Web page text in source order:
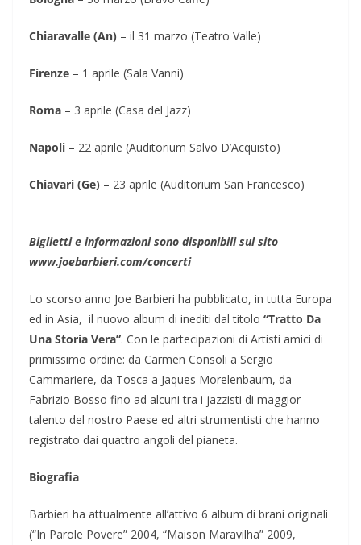
Chiaravalle (An) – il 31 marzo (Teatro Valle)
Firenze – 1 aprile (Sala Vanni)
Roma – 3 aprile (Casa del Jazz)
Napoli – 22 aprile (Auditorium Salvo D’Acquisto)
Chiavari (Ge) – 23 aprile (Auditorium San Francesco)
Biglietti e informazioni sono disponibili sul sito
www.joebarbieri.com/concerti
Lo scorso anno Joe Barbieri ha pubblicato, in tutta Europa
ed in Asia, il nuovo album di inediti dal titolo “Tratto Da
Una Storia Vera”. Con le partecipazioni di Artisti amici di
primissimo ordine: da Carmen Consoli a Sergio
Cammariere, da Tosca a Jaques Morelenbaum, da
Fabrizio Bosso fino ad alcuni tra i jazzisti di maggior
talento del nostro Paese ed altri strumentisti che hanno
registrato dai quattro angoli del pianeta.
Biografia
Barbieri ha attualmente all’attivo 6 album di brani originali
(“In Parole Povere” 2004, “Maison Maravilha” 2009,